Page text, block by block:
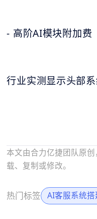
- 高阶AI模块附加费
行业实测显示头部
本文由合力亿捷团队原
载、复制或修改。
热门标签 AI客服系统搭